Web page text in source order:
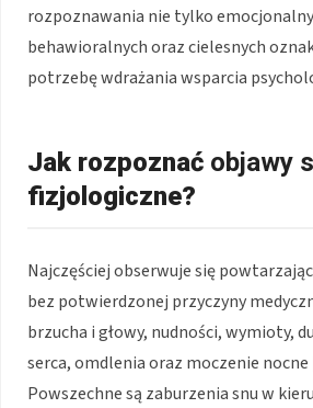
rozpoznawania nie tylko
behawioralnych oraz cielesnych
potrzebę wdrażania wsparcia
Jak rozpoznać objawy
fizjologiczne?
Najczęściej obserwuje się
bez potwierdzonej przyczyny
brzucha i głowy, nudności, wymioty,
serca, omdlenia oraz moczenie
Powszechne są zaburzenia snu w